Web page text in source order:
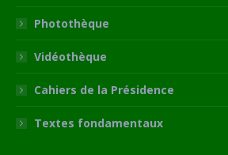
Photothèque
Vidéothèque
Cahiers de la Présidence
Textes fondamentaux